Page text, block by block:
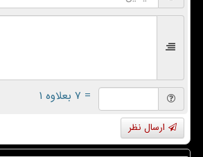
= ۷ بعلاوه ۱
ارسال نظر